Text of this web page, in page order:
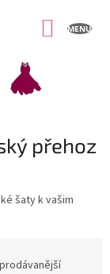
přehoz
šaty k vašim